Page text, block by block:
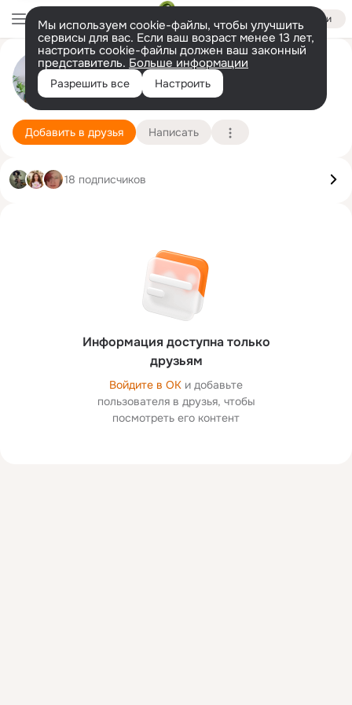
Войти
Мы используем cookie-файлы, чтобы улучшить
сервисы для вас. Если ваш возраст менее 13 лет,
настроить cookie-файлы должен ваш законный
представитель. Больше информации
Разрешить все Настроить
Светлана Дорофеева
Барнаул 10 февраля
Добавить в друзья Написать
Информация доступна только
друзьям
Войдите в ОК и добавьте
пользователя в друзья, чтобы
посмотреть его контент
18 подписчиков